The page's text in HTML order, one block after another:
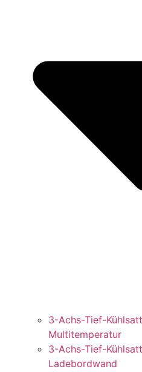
3-Achs-Tief-
Multitemperatur
3-Achs-Tief-
Ladebordwand